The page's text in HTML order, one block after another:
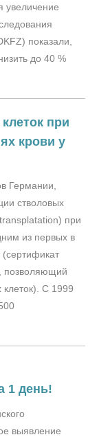
увеличение
показали,
до 40 %
при
крови у
Германии,
стволовых
при
из первых в
позволяющий
клеток). С 1999
1 день!
выявление